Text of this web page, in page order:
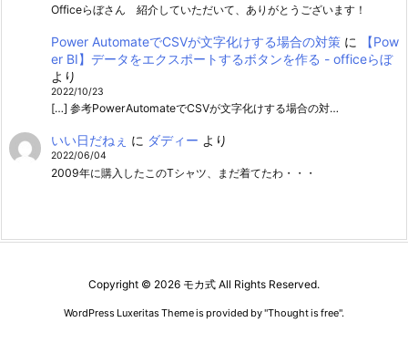
Officeらぼさん 紹介していただいて、ありがとうございます！
Power AutomateでCSVが文字化けする場合の対策に
【Pow
er BI】データをエクスポートするボタンを作る - officeらぼ
より
2022/10/23
[…] 参考PowerAutomateでCSVが文字化けする場合の対…
いい日だねぇ に ダディー より
2022/06/04
2009年に購入したこのTシャツ、まだ着てたわ・・・
Copyright © 2026 モカ式 All Rights Reserved.
WordPress Luxeritas Theme is provided by "Thought is free".